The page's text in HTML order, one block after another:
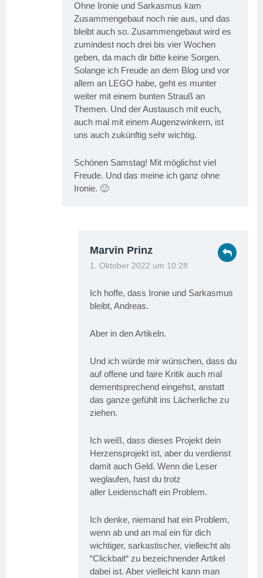
Ohne Ironie und Sarkasmus kam
Zusammengebaut noch nie aus, und das
bleibt auch so. Zusammengebaut wird es
zumindest noch drei bis vier Wochen
geben, da mach dir bitte keine Sorgen.
Solange ich Freude an dem Blog und vor
allem an LEGO habe, geht es munter
weiter mit einem bunten Strauß an
Themen. Und der Austausch mit euch,
auch mal mit einem Augenzwinkern, ist
uns auch zukünftig sehr wichtig.
Schönen Samstag! Mit möglichst viel
Freude. Und das meine ich ganz ohne
Ironie. 🙂
Marvin Prinz
1. Oktober 2022 um 10:28
Ich hoffe, dass Ironie und Sarkasmus
bleibt, Andreas.
Aber in den Artikeln.
Und ich würde mir wünschen, dass du
auf offene und faire Kritik auch mal
dementsprechend eingehst, anstatt
das ganze gefühlt ins Lächerliche zu
ziehen.
Ich weiß, dass dieses Projekt dein
Herzensprojekt ist, aber du verdienst
damit auch Geld. Wenn die Leser
weglaufen, hast du trotz
aller Leidenschaft ein Problem.
Ich denke, niemand hat ein Problem,
wenn ab und an mal ein für dich
wichtiger, sarkastischer, vielleicht als
“Clickbait“ zu bezeichnender Artikel
dabei ist. Aber vielleicht kann man